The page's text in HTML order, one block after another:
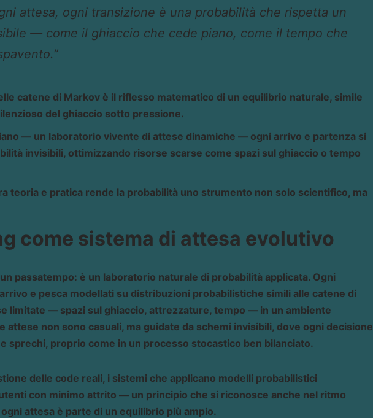
attesa, ogni transizione è una probabilità che rispetta un
— come il ghiaccio che cede piano, come il tempo che
catene di Markov è il riflesso matematico di un equilibrio naturale, simile
del ghiaccio sotto pressione.
— un laboratorio vivente di attese dinamiche — ogni arrivo e partenza si
invisibili, ottimizzando risorse scarse come spazi sul ghiaccio o tempo
teoria e pratica rende la probabilità uno strumento non solo scientifico, ma
come sistema di attesa evolutivo
passatempo: è un laboratorio naturale di probabilità applicata. Ogni
e pesca modellati su distribuzioni probabilistiche simili alle catene di
limitate — spazi sul ghiaccio, attrezzature, tempo — in un ambiente
attese non sono casuali, ma guidate da schemi invisibili, dove ogni decisione
sprechi, proprio come in un processo stocastico ben bilanciato.
delle code reali, i sistemi che applicano modelli probabilistici
con minimo attrito — un principio che si riconosce anche nel ritmo
attesa è parte di un equilibrio più ampio.